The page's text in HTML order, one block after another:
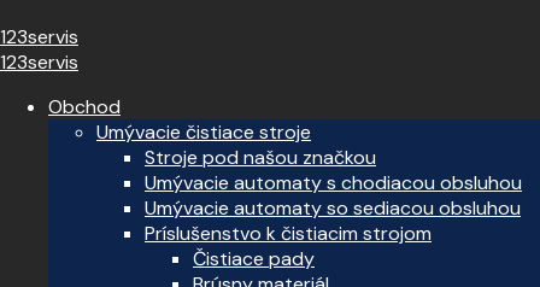
123servis
123servis
Obchod
Umývacie čistiace stroje
Stroje pod našou značkou
Umývacie automaty s chodiacou obsluhou
Umývacie automaty so sediacou obsluhou
Príslušenstvo k čistiacim strojom
Čistiace pady